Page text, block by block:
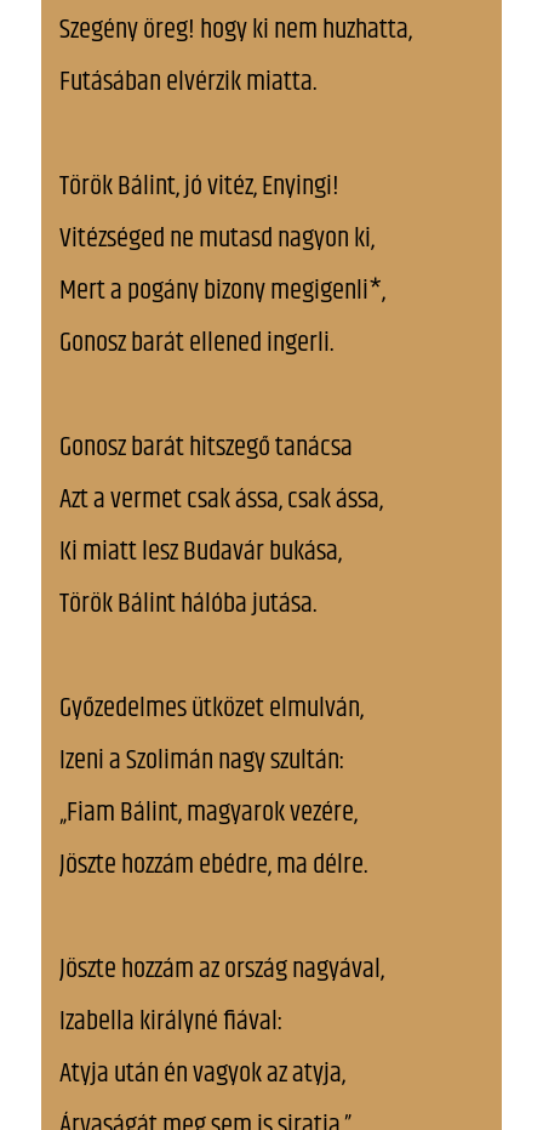
Szegény öreg! hogy ki nem huzhatta,
Futásában elvérzik miatta.
Török Bálint, jó vitéz, Enyingi!
Vitézséged ne mutasd nagyon ki,
Mert a pogány bizony megigenli*,
Gonosz barát ellened ingerli.
Gonosz barát hitszegő tanácsa
Azt a vermet csak ássa, csak ássa,
Ki miatt lesz Budavár bukása,
Török Bálint hálóba jutása.
Győzedelmes ütközet elmulván,
Izeni a Szolimán nagy szultán:
„Fiam Bálint, magyarok vezére,
Jöszte hozzám ebédre, ma délre.
Jöszte hozzám az ország nagyával,
Izabella királyné fiával:
Atyja után én vagyok az atyja,